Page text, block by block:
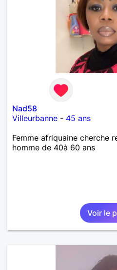
Nad58
Villeurbanne - 45 ans
Femme afriquaine cherche
homme de 40à 60 ans
Voir le